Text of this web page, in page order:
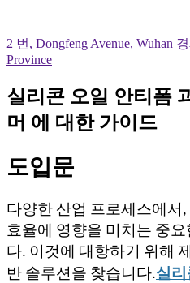
2 번, Dongfeng Avenue, Wuhan
Province
실리콘 오일 안티폼
머 에 대한 가이드
도입문
다양한 산업 프로세스에서
효율에 영향을 미치는 중요
다. 이것에 대항하기 위해
반 솔루션을 찾습니다.실리